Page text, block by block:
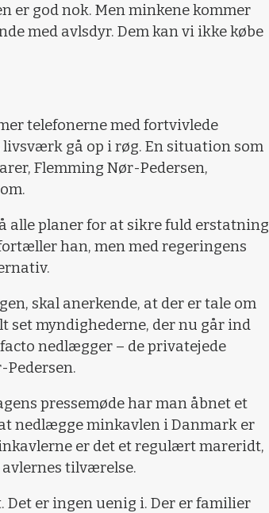
er god nok. Men minkene kommer
med avlsdyr. Dem kan vi ikke købe
telefonerne med fortvivlede
gå op i røg. En situation som
Flemming Nør-Pedersen,
alle planer for at sikre fuld erstatning
han, men med regeringens
skal anerkende, at der er tale om
set myndighederne, der nu går ind
nedlægger – de privatejede
pressemøde har man åbnet et
nedlægge minkavlen i Danmark er
er det et regulært mareridt,
tilværelse.
Det er ingen uenig i. Der er familier